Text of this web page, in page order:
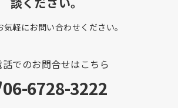
気軽にお問い合わせください。
話でのお問合せはこちら
06-6728-3222